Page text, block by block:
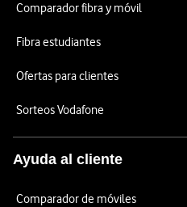
Comparador fibra y móvil
Fibra estudiantes
Ofertas para clientes
Sorteos Vodafone
Ayuda al cliente
Comparador de móviles